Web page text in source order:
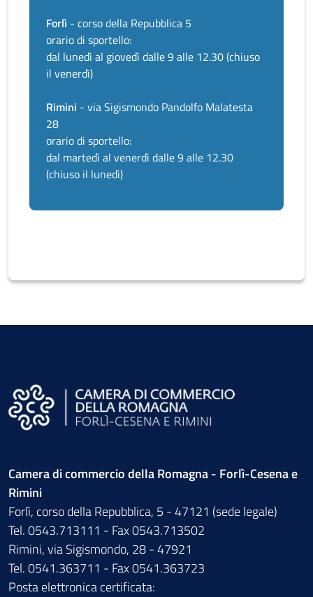
Forlì - corso della Repubblica 5
orario di sportello:
dal lunedì al giovedì dalle 9 alle 12.30 (chiuso
il venerdì)
Rimini - via Sigismondo Pandolfo Malatesta
28
orario di sportello:
dal martedì al venerdì dalle 9 alle 12.30
(chiuso il lunedì)
Camera di commercio della Romagna - Forlì-Cesena e
Rimini
Forlì, corso della Repubblica, 5 - 47121 (sede legale)
Tel. 0543.713111 - Fax 0543.713502
Rimini, via Sigismondo, 28 - 47921
Tel. 0541.363711 - Fax 0541.363723
Posta elettronica certificata: